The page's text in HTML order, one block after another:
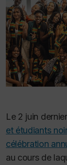
Le 2 juin
et étudiants
célébration
au cours de